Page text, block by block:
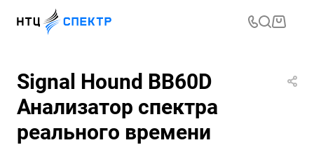
Signal Hound BB60D
Анализатор спектра
реального времени